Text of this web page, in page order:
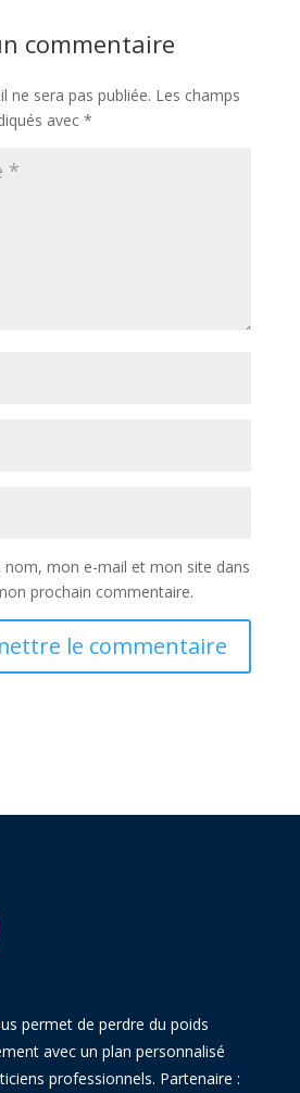
commentaire
ne sera pas publiée. Les champs
avec *
nom, mon e-mail et mon site dans
prochain commentaire.
le commentaire
permet de perdre du poids
avec un plan personnalisé
professionnels. Partenaire :